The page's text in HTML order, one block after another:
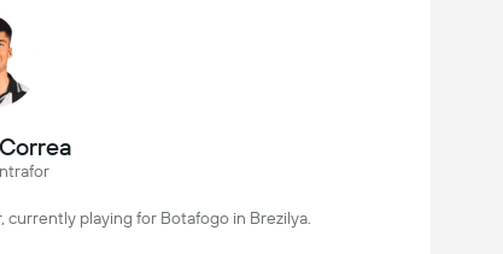
currently playing for Botafogo in Brezilya.